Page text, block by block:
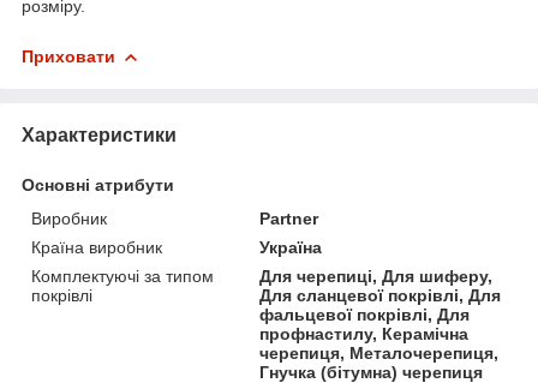
розміру.
Приховати
Характеристики
Основні атрибути
Виробник
Partner
Країна виробник
Україна
Комплектуючі за типом
покрівлі
Для черепиці, Для шиферу,
Для сланцевої покрівлі, Для
фальцевої покрівлі, Для
профнастилу, Керамічна
черепиця, Металочерепиця,
Гнучка (бітумна) черепиця